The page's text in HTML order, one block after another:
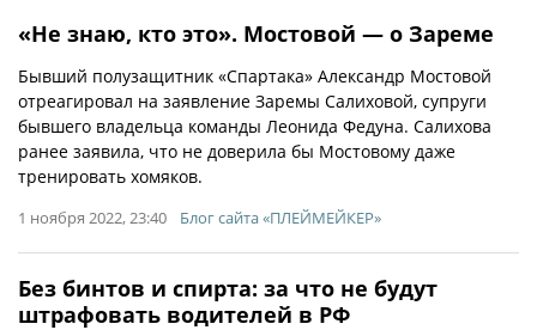
«Не знаю, кто это». Мостовой — о Зареме
Бывший полузащитник «Спартака» Александр Мостовой
отреагировал на заявление Заремы Салиховой, супруги
бывшего владельца команды Леонида Федуна. Салихова
ранее заявила, что не доверила бы Мостовому даже
тренировать хомяков.
1 ноября 2022, 23:40 Блог сайта «ПЛЕЙМЕЙКЕР»
Без бинтов и спирта: за что не будут
штрафовать водителей в РФ